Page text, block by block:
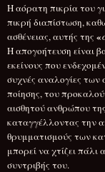
Η αόρατη πικρία του
πικρή διαπίστωση,
ασθένειας, αυτής της «
Η απογοήτευση είναι
εκείνους που
συχνές αναλογίες των
ποίησης, του
αισθητού ανθρώπου
καταγγέλλοντας την
θρυμματισμούς των
μπορεί να χτίζει
συντριβής του.